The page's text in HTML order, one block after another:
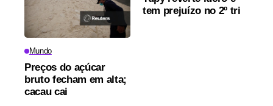
Mundo
Preços do açúcar
bruto fecham em alta;
cacau cai
tem prejuízo no 2º tri